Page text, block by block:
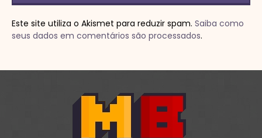
Este site utiliza o Akismet para reduzir spam. Saiba como
seus dados em comentários são processados.